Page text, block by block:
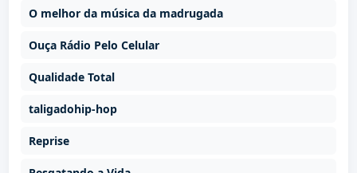
O melhor da música da madrugada
Ouça Rádio Pelo Celular
Qualidade Total
taligadohip-hop
Reprise